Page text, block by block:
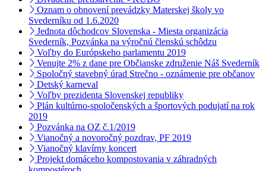
Oznam o obnovení prevádzky Materskej školy vo
Svederníku od 1.6.2020
Jednota dôchodcov Slovenska - Miesta organizácia
Svederník, Pozvánka na výročnú členskú schôdzu
Voľby do Európskeho parlamentu 2019
Venujte 2% z dane pre Občianske združenie Náš Svederník
Spoločný stavebný úrad Strečno - oznámenie pre občanov
Detský karneval
Voľby prezidenta Slovenskej republiky
Plán kultúrno-spoločenských a športových podujatí na rok
2019
Pozvánka na OZ č.1/2019
Vianočný a novoročný pozdrav, PF 2019
Vianočný klavírny koncert
Projekt domáceho kompostovania v záhradných